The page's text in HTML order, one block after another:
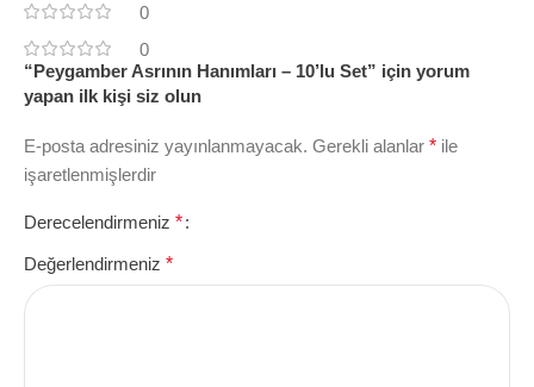
0
0
“Peygamber Asrının Hanımları – 10’lu Set” için yorum
yapan ilk kişi siz olun
E-posta adresiniz yayınlanmayacak. Gerekli alanlar * ile
işaretlenmişlerdir
Derecelendirmeniz *
Değerlendirmeniz *